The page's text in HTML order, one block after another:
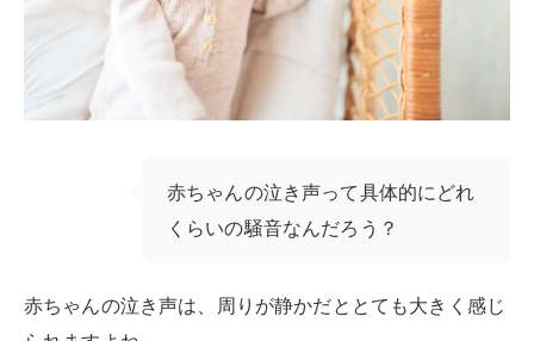
赤ちゃんの泣き声って具体的にどれ
くらいの騒音なんだろう？
赤ちゃんの泣き声は、周りが静かだととても大きく感じ